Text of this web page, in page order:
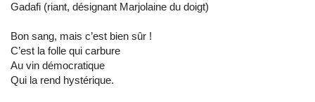
Gadafi (riant, désignant Marjolaine du doigt)
Bon sang, mais c’est bien sûr !
C’est la folle qui carbure
Au vin démocratique
Qui la rend hystérique.